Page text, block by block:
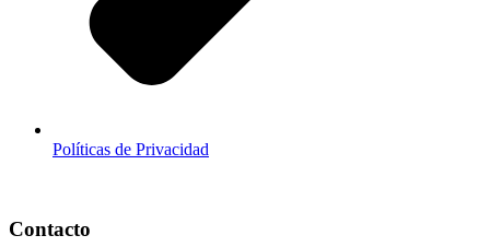
Políticas de Privacidad
Contacto